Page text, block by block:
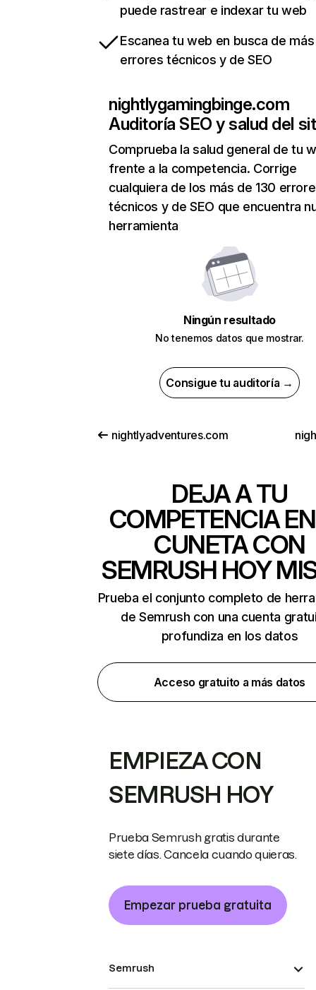
puede rastrear e indexar tu web
Escanea tu web en busca de
errores técnicos y de SEO
nightlygamingbinge.com
Auditoría SEO y salud del
Comprueba la salud general de tu
frente a la competencia. Corrige
cualquiera de los más de 130
técnicos y de SEO que encuentra
herramienta
Ningún resultado
No tenemos datos que mostrar.
Consigue tu auditoría →
nightlyadventures.com
DEJA A TU
COMPETENCIA
CUNETA CON
SEMRUSH HOY
Prueba el conjunto completo de
de Semrush con una cuenta
profundiza en los datos
Acceso gratuito a más datos
EMPIEZA CON
SEMRUSH HOY
Prueba Semrush gratis durante
siete días. Cancela cuando quieras.
Empezar prueba gratuita
Semrush